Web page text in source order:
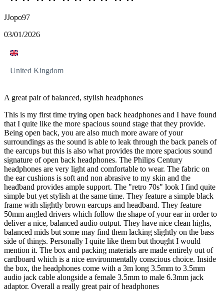
JJopo97
03/01/2026
United Kingdom
A great pair of balanced, stylish headphones
This is my first time trying open back headphones and I have found
that I quite like the more spacious sound stage that they provide.
Being open back, you are also much more aware of your
surroundings as the sound is able to leak through the back panels of
the earcups but this is also what provides the more spacious sound
signature of open back headphones. The Philips Century
headphones are very light and comfortable to wear. The fabric on
the ear cushions is soft and non abrasive to my skin and the
headband provides ample support. The "retro 70s" look I find quite
simple but yet stylish at the same time. They feature a simple black
frame with slightly brown earcups and headband. They feature
50mm angled drivers which follow the shape of your ear in order to
deliver a nice, balanced audio output. They have nice clean highs,
balanced mids but some may find them lacking slightly on the bass
side of things. Personally I quite like them but thought I would
mention it. The box and packing materials are made entirely out of
cardboard which is a nice environmentally conscious choice. Inside
the box, the headphones come with a 3m long 3.5mm to 3.5mm
audio jack cable alongside a female 3.5mm to male 6.3mm jack
adaptor. Overall a really great pair of headphones